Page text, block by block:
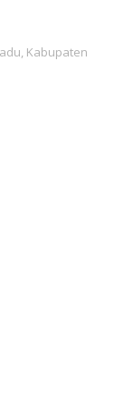
Kabupaten